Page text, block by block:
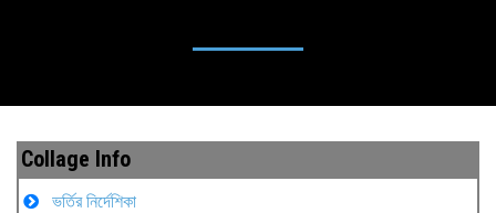
Collage Info
ভর্তির নির্দেশিকা